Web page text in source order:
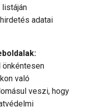
listáján
adatai
önkéntesen
való
veszi, hogy